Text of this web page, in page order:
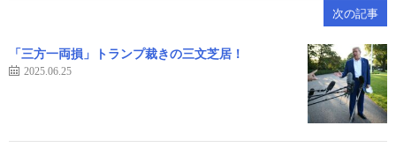
次の記事
「三方一両損」トランプ裁きの三文芝居！
2025.06.25